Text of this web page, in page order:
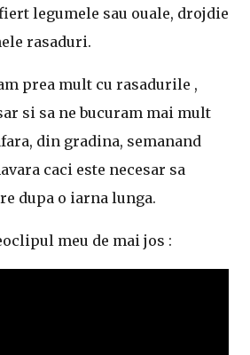
legumele sau ouale, drojdie
rasaduri.
prea mult cu rasadurile ,
si sa ne bucuram mai mult
din gradina, semanand
caci este necesar sa
dupa o iarna lunga.
meu de mai jos :